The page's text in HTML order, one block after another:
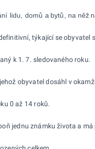
lidu, domů a bytů, na něž
týkající se
k 1. 7. sledovaného roku.
obyvatel dosáhl v
0 až 14 roků.
jednu známku života a